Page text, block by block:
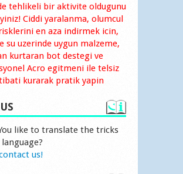
tehlikeli bir aktivite oldugunu
Ciddi yaralanma, olumcul
en aza indirmek icin,
su uzerinde uygun malzeme,
kurtaran bot destegi ve
Acro egitmeni ile telsiz
kurarak pratik yapin
like to translate the tricks
us!